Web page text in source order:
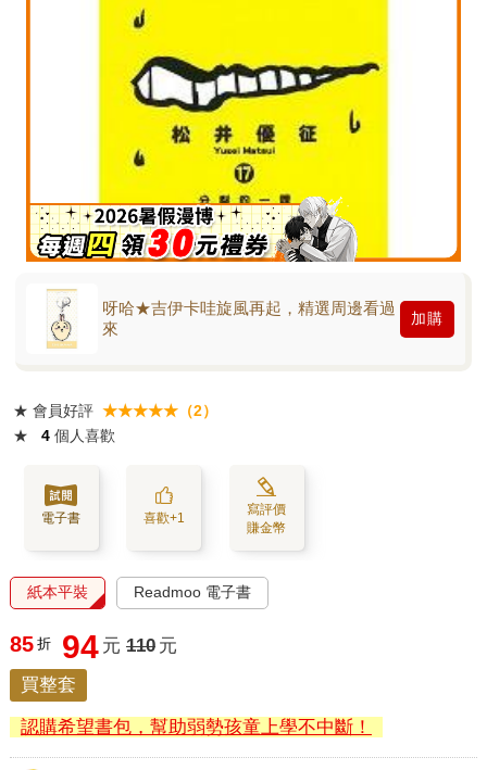
呀哈★吉伊卡哇旋風再起，精選周邊看過
來
加購
★ 會員好評 ★★★★★（2）
★
4 個人喜歡
電子書 喜歡+1
寫評價
賺金幣
紙本平裝 Readmoo 電子書
85 折 94 元 110 元
買整套
認購希望書包，幫助弱勢孩童上學不中斷！